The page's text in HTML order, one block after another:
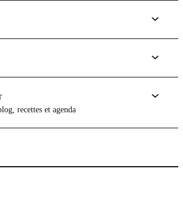
recettes et agenda